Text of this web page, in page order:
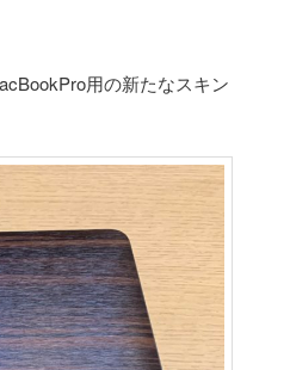
用の新たなスキン